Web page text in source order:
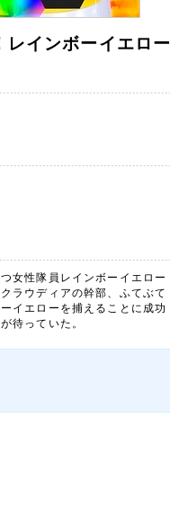
インボーイエロー
女性隊員レインボーイエロー
ラウディアの幹部、ふてぶて
イエローを捕えることに成功
待っていた。